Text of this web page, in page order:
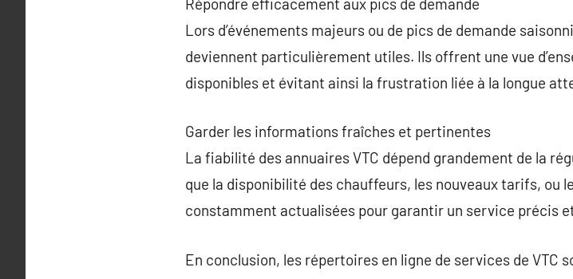
Lors d’événements majeurs ou de pics de demande
deviennent particulièrement utiles. Ils offrent une vue
disponibles et évitant ainsi la frustration liée à la longue
Garder les informations fraîches et pertinentes
La fiabilité des annuaires VTC dépend grandement de la
que la disponibilité des chauffeurs, les nouveaux tarifs, ou
constamment actualisées pour garantir un service précis
En conclusion, les répertoires en ligne de services de VTC